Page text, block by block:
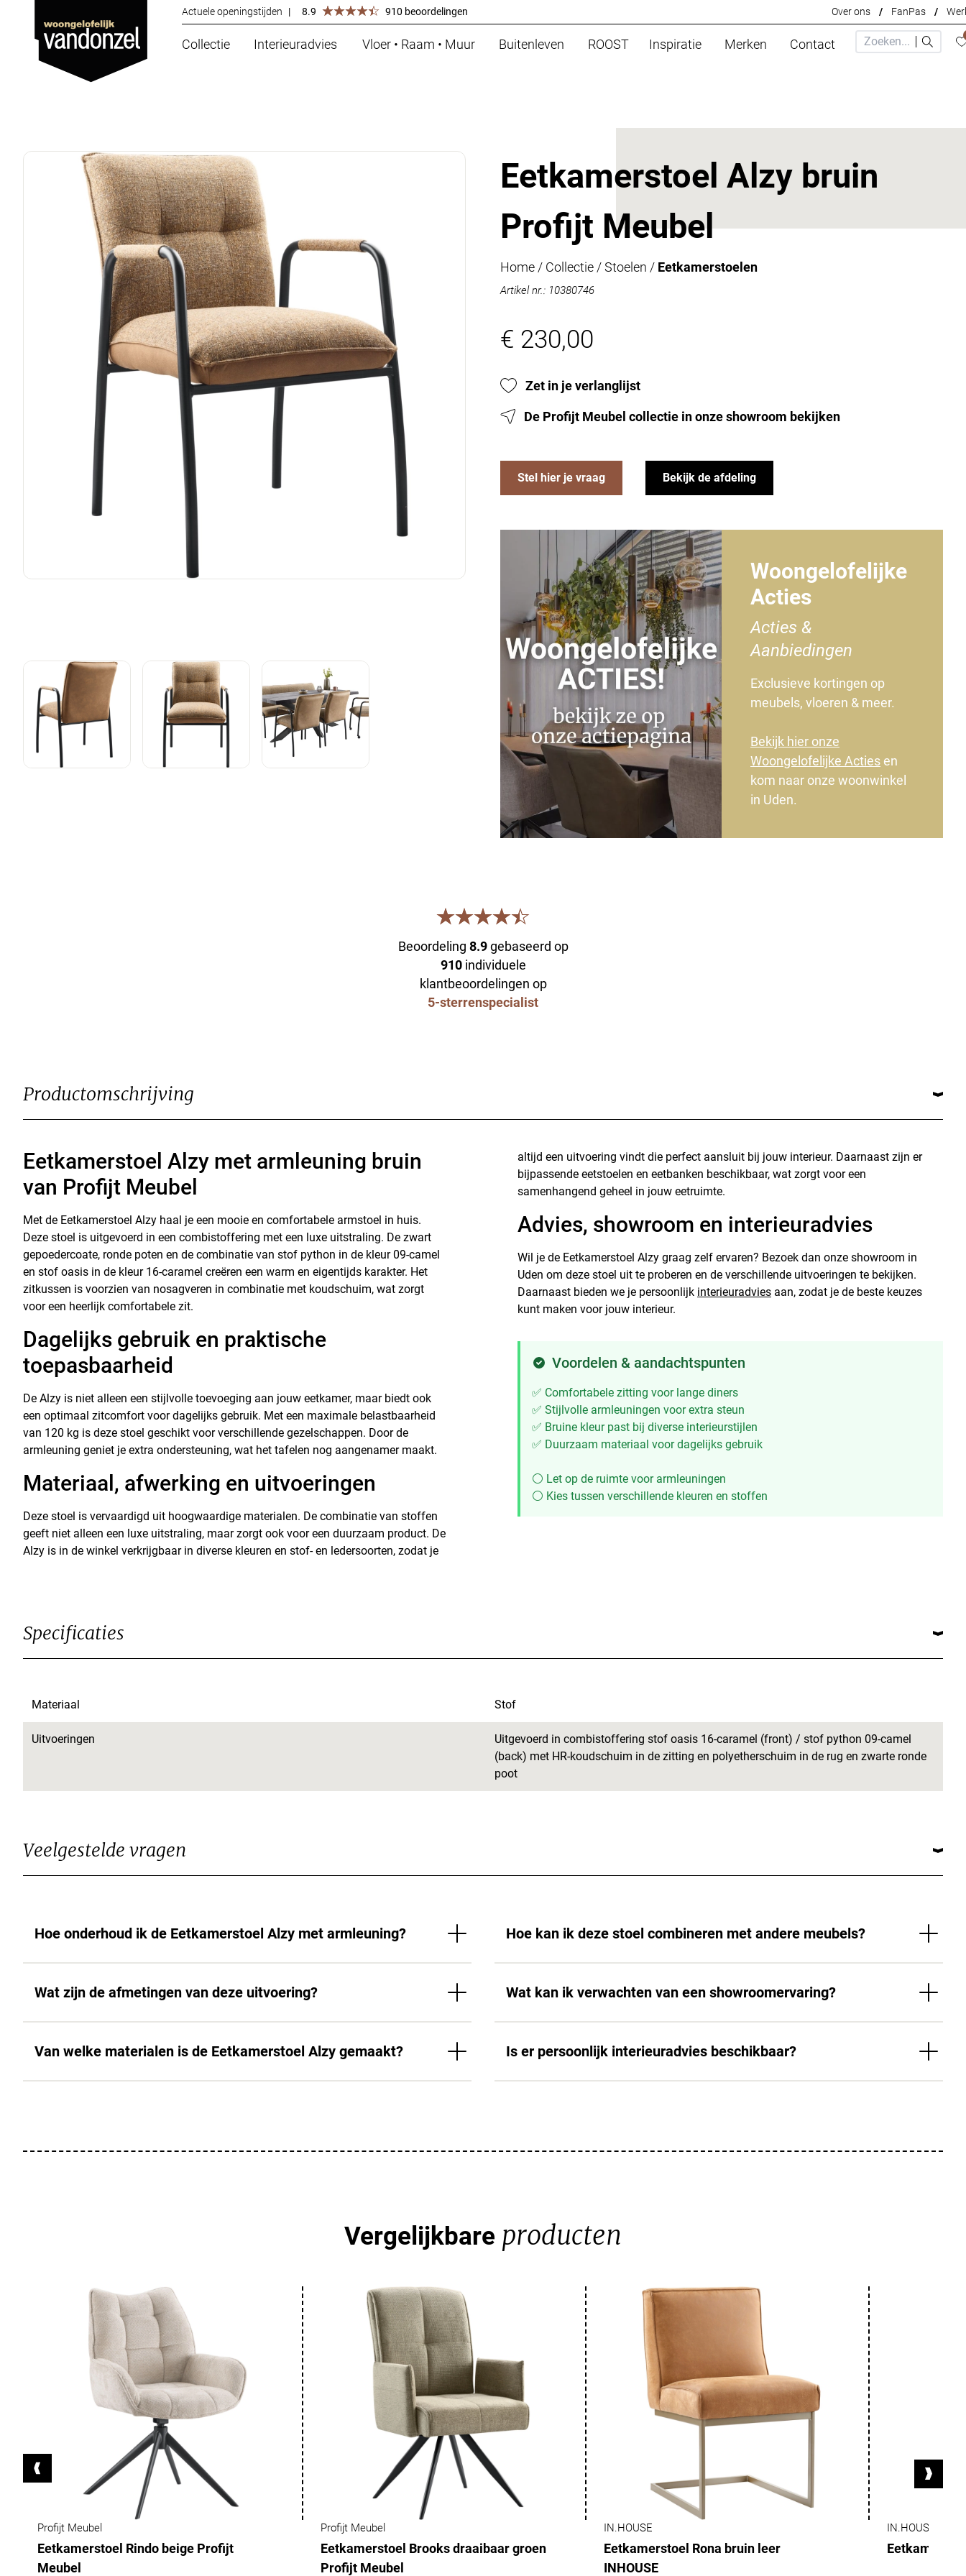
Actuele openingstijden | 8.9 910 beoordelingen Over ons / FanPas /
Collectie Interieuradvies Vloer • Raam • Muur Buitenleven ROOST Inspiratie Merken Contact
Eetkamerstoel Alzy bruin
Profijt Meubel
Home / Collectie /Stoelen / Eetkamerstoelen
Artikel nr.: 10380746
€ 230,00
Zet in je verlanglijst
De Profijt Meubel collectie in onze showroom bekijken
Stel hier je vraag Bekijk de afdeling
Woongelofelijke
Acties
Acties &
Aanbiedingen
Exclusieve kortingen op
meubels, vloeren & meer.
Bekijk hier onze
Woongelofelijke Acties en
kom naar onze woonwinkel
in Uden.
Beoordeling 8.9gebaseerd op
910individuele
klantbeoordelingen op
5-sterrenspecialist
Productomschrijving
Eetkamerstoel Alzy met armleuning bruin
van Profijt Meubel
Met de Eetkamerstoel Alzy haal je een mooie en comfortabele armstoel in huis.
Deze stoel is uitgevoerd in een combistoffering met een luxe uitstraling. De zwart
gepoedercoate, ronde poten en de combinatie van stof python in de kleur 09-camel
en stof oasis in de kleur 16-caramel creëren een warm en eigentijds karakter. Het
zitkussen is voorzien van nosagveren in combinatie met koudschuim, wat zorgt
voor een heerlijk comfortabele zit.
Dagelijks gebruik en praktische
toepasbaarheid
De Alzy is niet alleen een stijlvolle toevoeging aan jouw eetkamer, maar biedt ook
een optimaal zitcomfort voor dagelijks gebruik. Met een maximale belastbaarheid
van 120 kg is deze stoel geschikt voor verschillende gezelschappen. Door de
armleuning geniet je extra ondersteuning, wat het tafelen nog aangenamer maakt.
Materiaal, afwerking en uitvoeringen
Deze stoel is vervaardigd uit hoogwaardige materialen. De combinatie van stoffen
geeft niet alleen een luxe uitstraling, maar zorgt ook voor een duurzaam product. De
Alzy is in de winkel verkrijgbaar in diverse kleuren en stof- en ledersoorten, zodat je
altijd een uitvoering vindt die perfect aansluit bij jouw interieur. Daarnaast zijn er
bijpassende eetstoelen en eetbanken beschikbaar, wat zorgt voor een
samenhangend geheel in jouw eetruimte.
Advies, showroom en interieuradvies
Wil je de Eetkamerstoel Alzy graag zelf ervaren? Bezoek dan onze showroom in
Uden om deze stoel uit te proberen en de verschillende uitvoeringen te bekijken.
Daarnaast bieden we je persoonlijk interieuradvies aan, zodat je de beste keuzes
kunt maken voor jouw interieur.
Voordelen & aandachtspunten
✅ Comfortabele zitting voor lange diners
✅ Stijlvolle armleuningen voor extra steun
✅ Bruine kleur past bij diverse interieurstijlen
✅ Duurzaam materiaal voor dagelijks gebruik
⚪ Let op de ruimte voor armleuningen
⚪ Kies tussen verschillende kleuren en stoffen
Specificaties
Materiaal Stof
Uitvoeringen
Uitgevoerd in combistoffering stof oasis 16-caramel (front) / stof python 09-camel
(back) met HR-koudschuim in de zitting en polyetherschuim in de rug en zwarte ronde
poot
Veelgestelde vragen
Hoe onderhoud ik de Eetkamerstoel Alzy met armleuning?
Wat zijn de afmetingen van deze uitvoering?
Van welke materialen is de Eetkamerstoel Alzy gemaakt?
Hoe kan ik deze stoel combineren met andere meubels?
Wat kan ik verwachten van een showroomervaring?
Is er persoonlijk interieuradvies beschikbaar?
Vergelijkbare producten
Profijt Meubel
Eetkamerstoel Rindo beige Profijt
Meubel
Profijt Meubel
Eetkamerstoel Brooks draaibaar groen
Profijt Meubel
IN.HOUSE
Eetkamerstoel Rona bruin leer
INHOUSE
IN.HOUSE